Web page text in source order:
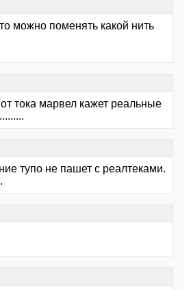
можно поменять какой нить
тока марвел кажет реальные
тупо не пашет с реалтеками.